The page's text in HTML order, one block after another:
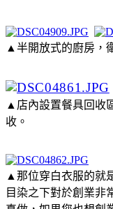
▲半開放式的廚房，
▲店內設置餐具回收
收。
▲那位穿白衣服的就
目染之下對於創業非